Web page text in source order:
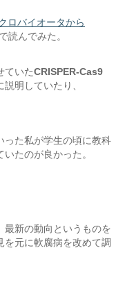
ロバイオータから
読んでみた。
ていたCRISPER-Cas9
明していたり、
った私が学生の頃に教科
たのが良かった。
最新の動向というものを
元に軟腐病を改めて調